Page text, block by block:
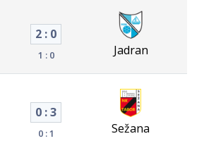
2 : 0
1 : 0 Jadran
0 : 3
0 : 1 Sežana